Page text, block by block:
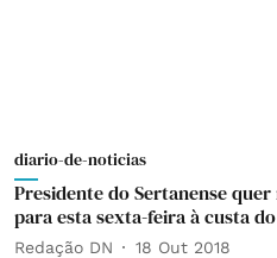
diario-de-noticias
Presidente do Sertanense
para esta sexta-feira à custa
Redação DN 18 Out 2018